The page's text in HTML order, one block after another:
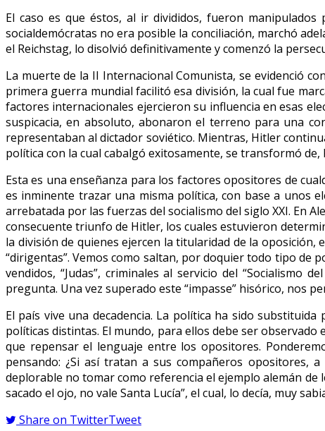
El caso es que éstos, al ir divididos, fueron
socialdemócratas no era posible la conciliación, marchó
el Reichstag, lo disolvió definitivamente y comenzó la
La muerte de la II Internacional Comunista, se evidenció
primera guerra mundial facilitó esa división, la cual fue
factores internacionales ejercieron su influencia en esas
suspicacia, en absoluto, abonaron el terreno para una
representaban al dictador soviético. Mientras, Hitler
política con la cual cabalgó exitosamente, se transformó
Esta es una enseñanza para los factores opositores de
es inminente trazar una misma política, con base a unos
arrebatada por las fuerzas del socialismo del siglo XXI. En
consecuente triunfo de Hitler, los cuales estuvieron
la división de quienes ejercen la titularidad de la
“dirigentas”. Vemos como saltan, por doquier todo tipo de
vendidos, “Judas”, criminales al servicio del “Socialismo
pregunta. Una vez superado este “impasse” hisórico, nos
El país vive una decadencia. La política ha sido
políticas distintas. El mundo, para ellos debe ser
que repensar el lenguaje entre los opositores.
pensando: ¿Si así tratan a sus compañeros opositores,
deplorable no tomar como referencia el ejemplo alemán de
sacado el ojo, no vale Santa Lucía”, el cual, lo decía, muy
Share on TwitterTweet